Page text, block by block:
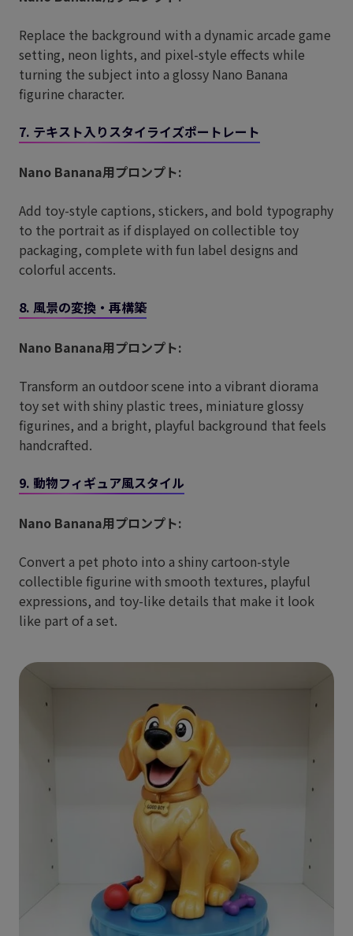
Replace the background with a dynamic arcade game
setting, neon lights, and pixel-style effects while
turning the subject into a glossy Nano Banana
figurine character.
7. テキスト入りスタイライズポートレート
Nano Banana用プロンプト:
Add toy-style captions, stickers, and bold typography
to the portrait as if displayed on collectible toy
packaging, complete with fun label designs and
colorful accents.
8. 風景の変換・再構築
Nano Banana用プロンプト:
Transform an outdoor scene into a vibrant diorama
toy set with shiny plastic trees, miniature glossy
figurines, and a bright, playful background that feels
handcrafted.
9. 動物フィギュア風スタイル
Nano Banana用プロンプト:
Convert a pet photo into a shiny cartoon-style
collectible figurine with smooth textures, playful
expressions, and toy-like details that make it look
like part of a set.